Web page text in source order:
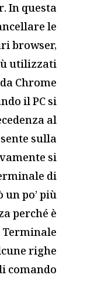
In questa
le
browser,
utilizzati
Chrome
il PC si
al
sulla
si
di
po’ più
perché è
righe
comando.